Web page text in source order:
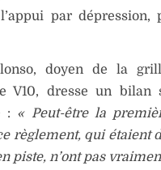
par dépression,
doyen de la
V10, dresse un bilan
: « Peut-être la
règlement, qui étaient
piste, n’ont pas